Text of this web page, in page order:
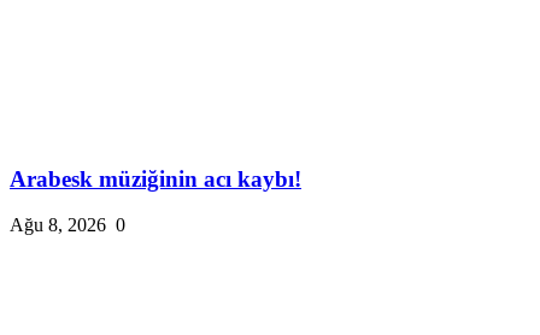
Arabesk müziğinin acı kaybı!
Ağu 8, 2026 0